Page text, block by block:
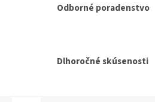
Odborné poradenstvo
Dlhoročné skúsenosti